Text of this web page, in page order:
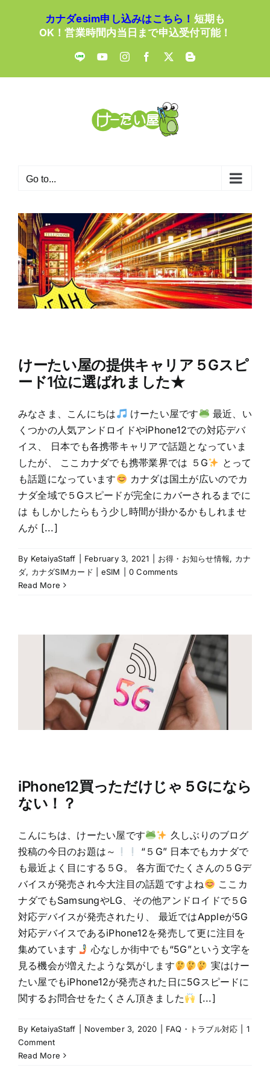
カナダesim申し込みはこちら！ 短期も
OK！営業時間内当日まで申込受付可能！
LINE YouTubeInstagramFacebook
X Blogger
Go to...
けーたい屋の提供キャリア５Gスピ
ード1位に選ばれました★
みなさま、こんにちは けーたい屋です
最近、い
くつかの人気アンドロイドやiPhone12での対応デバ
イス、 日本でも各携帯キャリアで話題となっていま
したが、 ここカナダでも携帯業界では ５G
とって
も話題になっています
カナダは国土が広いのでカ
ナダ全域で５Gスピードが完全にカバーされるまでに
は もしかしたらもう少し時間が掛かるかもしれませ
んが [...]
By KetaiyaStaff February 3, 2021 お得・お知らせ情報, カナ
ダ, カナダSIMカード | eSIM
0 Comments
Read More
iPhone12買っただけじゃ５Gになら
ない！？
こんにちは、けーたい屋です
久しぶりのブログ
投稿の今日のお題は～
“５G” 日本でもカナダで
も最近よく目にする５G。 各方面でたくさんの５Gデ
バイスが発売され今大注目の話題ですよね
ここカ
ナダでもSamsungやLG、その他アンドロイドで５G
対応デバイスが発売されたり、 最近ではAppleが5G
対応デバイスであるiPhone12を発売して更に注目を
集めています
心なしか街中でも“5G”という文字を
見る機会が増えたような気がします
実はけー
たい屋でもiPhone12が発売された日に5Gスピードに
関するお問合せをたくさん頂きました
[...]
By KetaiyaStaff November 3, 2020 FAQ・トラブル対応
1
Comment
Read More